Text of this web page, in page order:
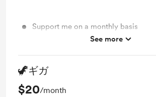
Support me on a monthly basis
Unlock exclusive posts and messages
See more
🦖ギガ
$20/month